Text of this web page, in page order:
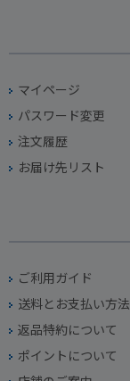
マイページ
パスワード変更
注文履歴
お届け先リスト
ご利用ガイド
送料とお支払い方法
返品特約について
ポイントについて